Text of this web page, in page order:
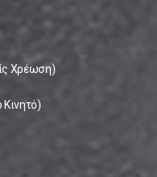
Χρέωση)